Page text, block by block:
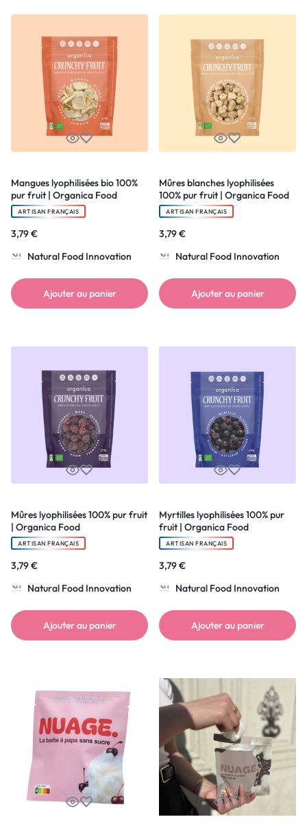
Mangues lyophilisées bio 100%
pur fruit | Organica Food
ARTISAN FRANÇAIS
3,79€
Natural Food Innovation
Ajouter au panier
Mûres blanches lyophilisées
100% pur fruit | Organica Food
ARTISAN FRANÇAIS
3,79€
Natural Food Innovation
Ajouter au panier
Mûres lyophilisées 100% pur fruit
| Organica Food
ARTISAN FRANÇAIS
3,79€
Natural Food Innovation
Ajouter au panier
Myrtilles lyophilisées 100% pur
fruit | Organica Food
ARTISAN FRANÇAIS
3,79€
Natural Food Innovation
Ajouter au panier